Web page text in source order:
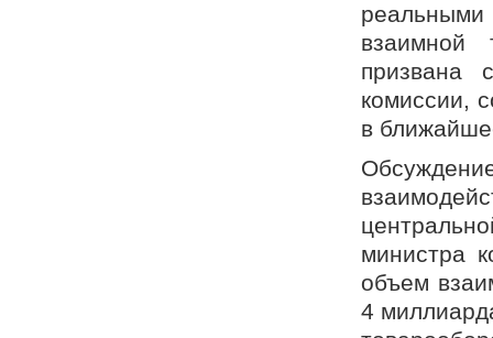
взаимной
призвана
комиссии,
в
министра
объем
4